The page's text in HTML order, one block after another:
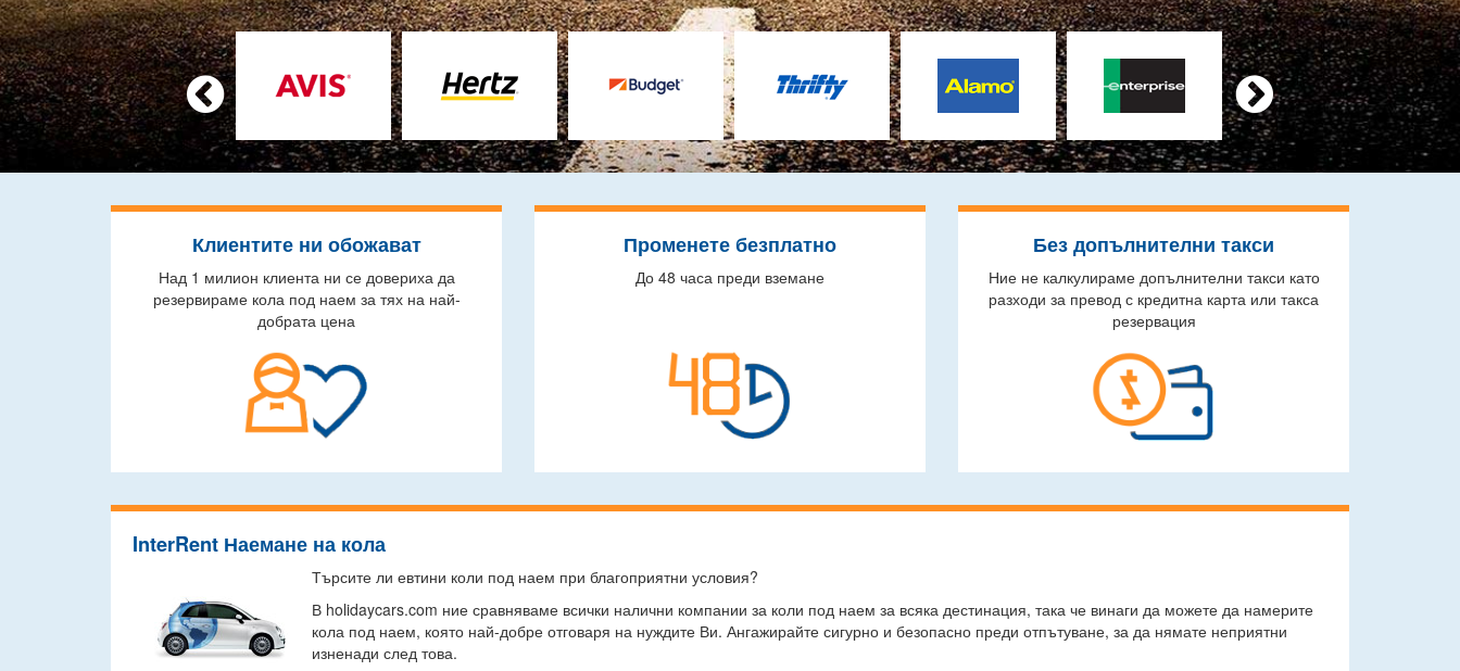
 
Клиентите ни обожават
Над 1 милион клиента ни се довериха да
резервираме кола под наем за тях на най-
добрата цена
Променете безплатно
До 48 часа преди вземане
Без допълнителни такси
Ние не калкулираме допълнителни такси като
разходи за превод с кредитна карта или такса
резервация
InterRent Наемане на кола
Търсите ли евтини коли под наем при благоприятни условия?
В holidaycars.com ние сравняваме всички налични компании за коли под наем за всяка дестинация, така че винаги да можете да намерите
кола под наем, която най-добре отговаря на нуждите Ви. Ангажирайте сигурно и безопасно преди отпътуване, за да нямате неприятни
изненади след това.